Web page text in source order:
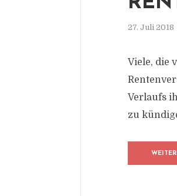
27. Juli 2018
Viele, die
Verlaufs
zu